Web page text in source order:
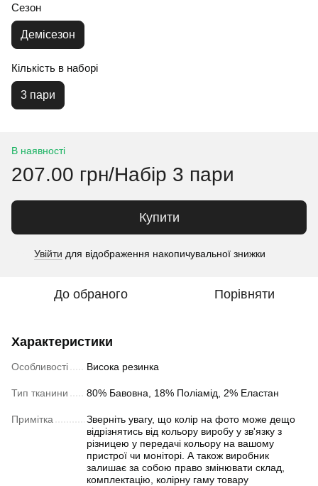
Сезон
Демісезон
Кількість в наборі
3 пари
В наявності
207.00 грн/Набір 3 пари
Купити
Увійти для відображення накопичувальної знижки
До обраного Порівняти
Характеристики
Особливості Висока резинка
Тип тканини 80% Бавовна, 18% Поліамід, 2% Еластан
Примітка
Зверніть увагу, що колір на фото може дещо
відрізнятись від кольору виробу у зв'язку з
різницею у передачі кольору на вашому
пристрої чи моніторі. А також виробник
залишає за собою право змінювати склад,
комплектацію, колірну гаму товару